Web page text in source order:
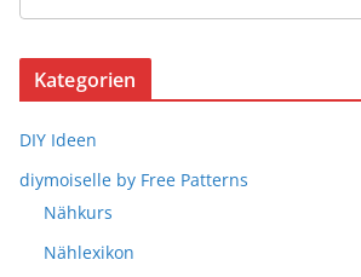
Kategorien
DIY Ideen
diymoiselle by Free Patterns
Nähkurs
Nählexikon